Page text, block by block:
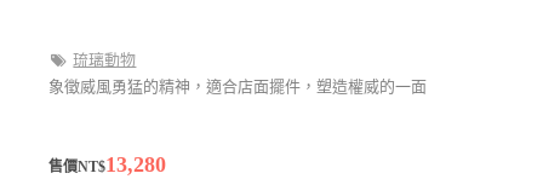
琉璃動物
象徵威風勇猛的精神，適合店面擺件，塑造權威的一面
售價NT$13,280